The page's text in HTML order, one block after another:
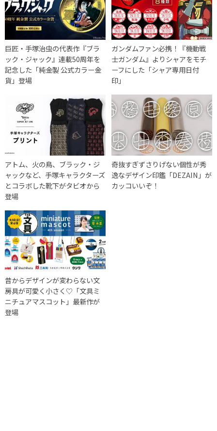
巨匠・手塚治虫の代表作『ブラ
ック・ジャック』連載50周年を
記念した「純金製 公式カラー金
貨」登場
ガンダムファン必携！『機動戦
士ガンダム』よりシャアをモチ
ーフにした「シャア専用日付
印」
アトム、火の鳥、ブラック・ジ
ャックなど、手塚キャラクターズ
とコラボした靴下がタビオから
登場
奇抜すぎずさりげない個性が秀
逸なデザイン印鑑「DEZAIN」が
カッコいいぞ！
昔からデザインが変わらない文
房具が可愛く小さく♡「文具ミ
ニチュアマスコット」最新作が
登場